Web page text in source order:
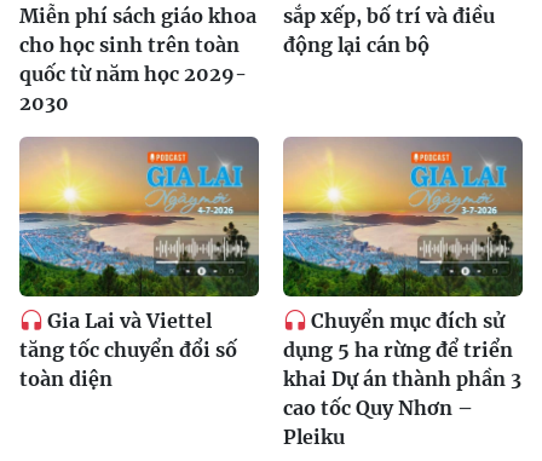
Miễn phí sách giáo khoa
cho học sinh trên toàn
quốc từ năm học 2029-
2030
sắp xếp, bố trí và điều
động lại cán bộ
Gia Lai và Viettel
tăng tốc chuyển đổi số
toàn diện
Chuyển mục đích sử
dụng 5 ha rừng để triển
khai Dự án thành phần 3
cao tốc Quy Nhơn –
Pleiku